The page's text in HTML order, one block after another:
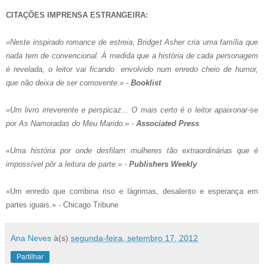
CITAÇÕES IMPRENSA ESTRANGEIRA:
«Neste inspirado romance de estreia, Bridget Asher cria uma família que
nada tem de convencional. À medida que a história de cada personagem
é revelada, o leitor vai ficando envolvido num enredo cheio de humor,
que não deixa de ser comovente.» - Booklist
«Um livro irreverente e perspicaz... O mais certo é o leitor apaixonar-se
por As Namoradas do Meu Marido.» - Associated Press
«Uma história por onde desfilam mulheres tão extraordinárias que é
impossível pôr a leitura de parte.» - Publishers Weekly
«Um enredo que combina riso e lágrimas, desalento e esperança em
partes iguais.» - Chicago Tribune
Ana Neves à(s) segunda-feira, setembro 17, 2012
Partilhar